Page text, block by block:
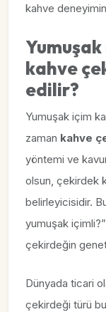
kahve
kahve
edilir?
Yumuşak içim
zaman kahve
yöntemi ve
olsun, çekirdek
belirleyicisidir.
yumuşak
çekirdeğin
Dünyada ticari
çekirdeği türü